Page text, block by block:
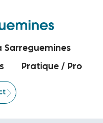
Sarreguemines
Pratique / Pro